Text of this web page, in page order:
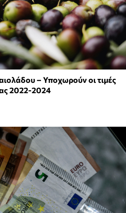
– Υποχωρούν οι τιμές
2022-2024